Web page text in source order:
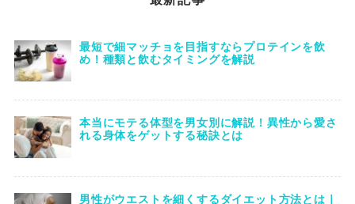
最短で細マッチョを目指すならプロテインを飲
め！種類と飲むタイミングを解説
本当にモテる体型を男女別に解説！異性から愛さ
れる身体をゲットする秘訣とは
男性がウエストを細くするダイエット方法とは｜